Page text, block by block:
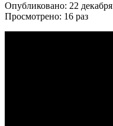
Опубликовано: 22 декабря
Просмотрено: 16 раз